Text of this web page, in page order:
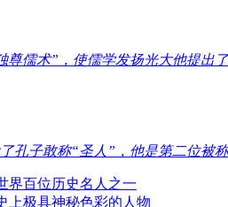
尊儒术”，使儒学发扬光大他提出
孔子敢称“圣人”，他是第二位被
界百位历史名人之一
上极具神秘色彩的人物